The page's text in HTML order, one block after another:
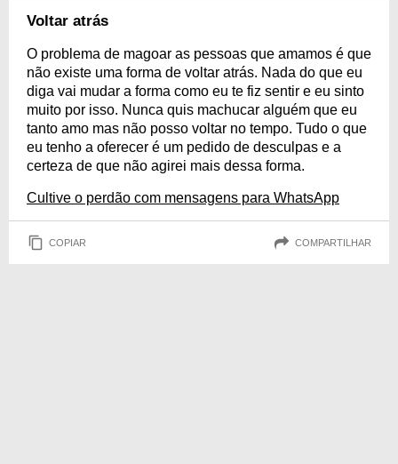
Voltar atrás
O problema de magoar as pessoas que amamos é que
não existe uma forma de voltar atrás. Nada do que eu
diga vai mudar a forma como eu te fiz sentir e eu sinto
muito por isso. Nunca quis machucar alguém que eu
tanto amo mas não posso voltar no tempo. Tudo o que
eu tenho a oferecer é um pedido de desculpas e a
certeza de que não agirei mais dessa forma.
Cultive o perdão com mensagens para WhatsApp
COPIAR COMPARTILHAR